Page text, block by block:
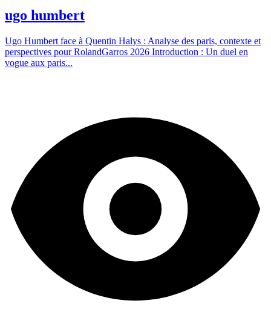
ugo humbert
Ugo Humbert face à Quentin Halys : Analyse des paris, contexte et
perspectives pour RolandGarros 2026 Introduction : Un duel en
vogue aux paris...